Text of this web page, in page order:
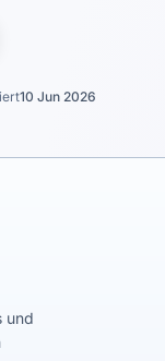
10 Jun 2026
und